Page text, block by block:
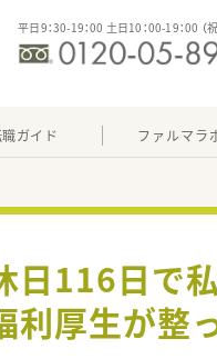
平日9：30-19：00 土日10：00-19：00 （
ガイド ファルマラ
日116日で
厚生が整